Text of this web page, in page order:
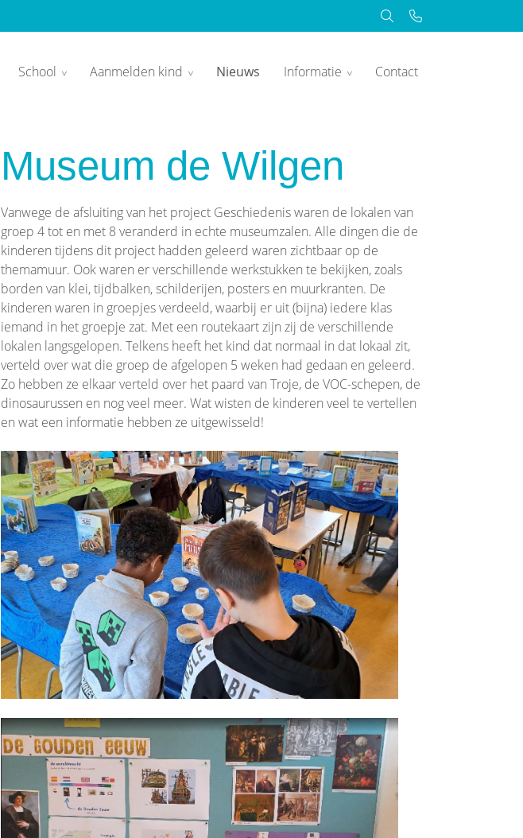
School Aanmelden kind Nieuws Informatie Contact
Museum de Wilgen
Vanwege de afsluiting van het project Geschiedenis waren de lokalen van
groep 4 tot en met 8 veranderd in echte museumzalen. Alle dingen die de
kinderen tijdens dit project hadden geleerd waren zichtbaar op de
themamuur. Ook waren er verschillende werkstukken te bekijken, zoals
borden van klei, tijdbalken, schilderijen, posters en muurkranten. De
kinderen waren in groepjes verdeeld, waarbij er uit (bijna) iedere klas
iemand in het groepje zat. Met een routekaart zijn zij de verschillende
lokalen langsgelopen. Telkens heeft het kind dat normaal in dat lokaal zit,
verteld over wat die groep de afgelopen 5 weken had gedaan en geleerd.
Zo hebben ze elkaar verteld over het paard van Troje, de VOC-schepen, de
dinosaurussen en nog veel meer. Wat wisten de kinderen veel te vertellen
en wat een informatie hebben ze uitgewisseld!